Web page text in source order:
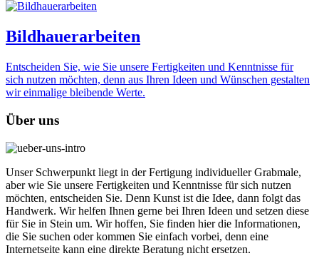
Bildhauerarbeiten
Entscheiden Sie, wie Sie unsere Fertigkeiten und Kenntnisse für
sich nutzen möchten, denn aus Ihren Ideen und Wünschen gestalten
wir einmalige bleibende Werte.
Über uns
Unser Schwerpunkt liegt in der Fertigung individueller Grabmale,
aber wie Sie unsere Fertigkeiten und Kenntnisse für sich nutzen
möchten, entscheiden Sie. Denn Kunst ist die Idee, dann folgt das
Handwerk. Wir helfen Ihnen gerne bei Ihren Ideen und setzen diese
für Sie in Stein um. Wir hoffen, Sie finden hier die Informationen,
die Sie suchen oder kommen Sie einfach vorbei, denn eine
Internetseite kann eine direkte Beratung nicht ersetzen.